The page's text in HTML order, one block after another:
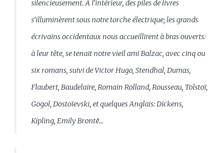
silencieusement. À l’intérieur, des piles de livres
s'illuminèrent sous notre torche électrique; les grands
écrivains occidentaux nous accueillirent à bras ouverts:
à leur tête, se tenait notre vieil ami Balzac, avec cinq ou
six romans, suivi de Victor Hugo, Stendhal, Dumas,
Flaubert, Baudelaire, Romain Rolland, Rousseau, Tolstoï,
Gogol, Dostoïevski, et quelques Anglais: Dickens,
Kipling, Emily Brontë...